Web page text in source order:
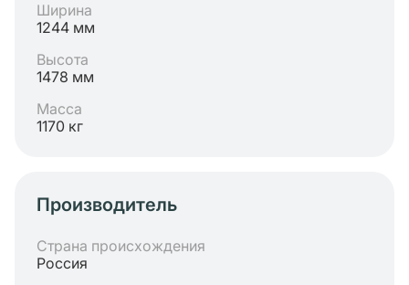
Ширина
1244 мм
Высота
1478 мм
Масса
1170 кг
Производитель
Страна происхождения
Россия